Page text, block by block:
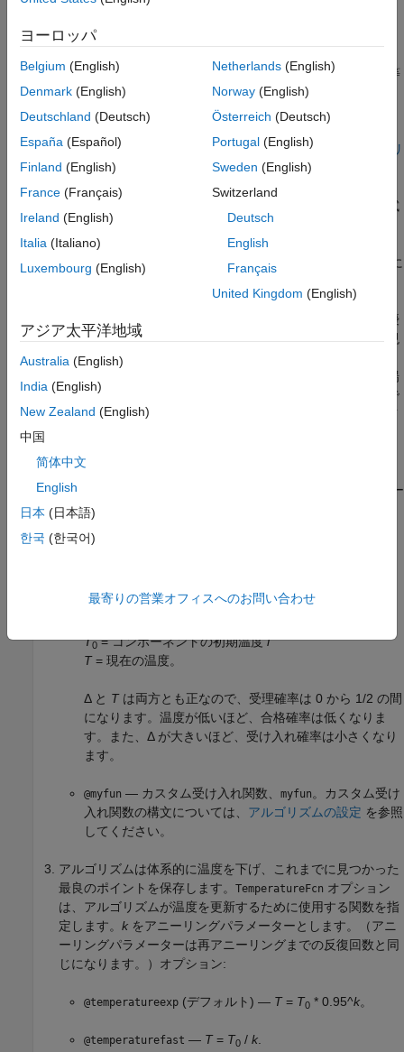
の温度に等しく、方向は均一にランダムです。
@annealingboltz
— ステップの長さは温度の平方根に等
しく、方向は均一にランダムです。
カスタム アニーリング関数の構文については、
アルゴリ
ズムの設定
を参照してください。
試行ポイントを生成した後、アルゴリズムは必要に応じて試
行ポイントを境界内に収まるようにシフトします。アルゴリ
ズムは、試行ポイントの各実行不可能なコンポーネントを、
違反した境界と前回の反復での (実行可能な) 値の間で均一に
アルゴリズムは、新しいポイントが現在のポイントよりも優
れているか劣っているかを判断します。新しいポイントが現
在のポイントよりも優れている場合は、それが次のポイント
になります。新しいポイントが現在のポイントよりも悪い場
合でも、アルゴリズムはそれを次のポイントにすることがで
きます。アルゴリズムは、受け入れ関数に基づいて悪いポイ
(デフォルト) — シミュレーテッド アニー
リングの受け入れ関数。合格確率は
T0= コンポーネントの初期温度i
T= 現在の温度。
Δ と Tは両方とも正なので、受理確率は 0 から 1/2 の間
になります。温度が低いほど、合格確率は低くなりま
す。また、Δ が大きいほど、受け入れ確率は小さくなり
ます。
@myfun — カスタム受け入れ関数、 myfun 。カスタム受け
入れ関数の構文については、 アルゴリズムの設定 を参照
してください。
アルゴリズムは体系的に温度を下げ、これまでに見つかった
最良のポイントを保存します。 TemperatureFcn オプション
は、アルゴリズムが温度を更新するために使用する関数を指
定します。 k をアニーリングパラメーターとします。（アニ
ーリングパラメーターは再アニーリングまでの反復回数と同
じになります。）オプション:
@temperatureexp (デフォルト) — T= T0 * 0.95^k。
@temperaturefast — T= T0 / k
ヨーロッパ
Belgium (English)
Denmark (English)
Deutschland (Deutsch)
España (Español)
Finland (English)
France (Français)
Ireland (English)
Italia (Italiano)
Luxembourg (English)
Netherlands(English)
Norway(English)
Österreich (Deutsch)
Portugal(English)
Sweden (English)
Switzerland
Deutsch
English
Français
United Kingdom (English)
アジア太平洋地域
Australia (English)
India (English)
New Zealand (English)
中国
简体中文
English
日本 (日本語)
한국 (한국어)
最寄りの営業オフィスへのお問い合わせ